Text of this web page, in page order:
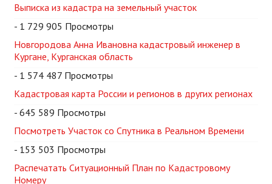
Выписка из кадастра на земельный участок
- 1 729 905 Просмотры
Новгородова Анна Ивановна кадастровый инженер в
Кургане, Курганская область
- 1 574 487 Просмотры
Кадастровая карта России и регионов в других регионах
- 645 589 Просмотры
Посмотреть Участок со Спутника в Реальном Времени
- 153 503 Просмотры
Распечатать Ситуационный План по Кадастровому
Номеру